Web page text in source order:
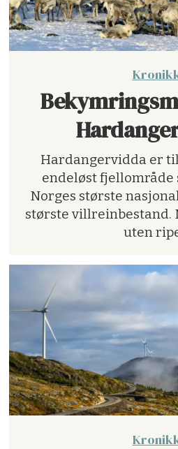
Hardangervidda er
endeløst fjellområde
Norges største
største villreinbestand.
uten